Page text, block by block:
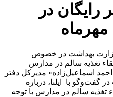
رایگان در
مهرماه
وزارت بهداشت در خصوص
تغذیه سالم در مدارس
اسماعیل‌زاده» مدیرکل دفتر
گفت‌وگو با ایلنا، درباره
تغذیه سالم در مدارس با توجه